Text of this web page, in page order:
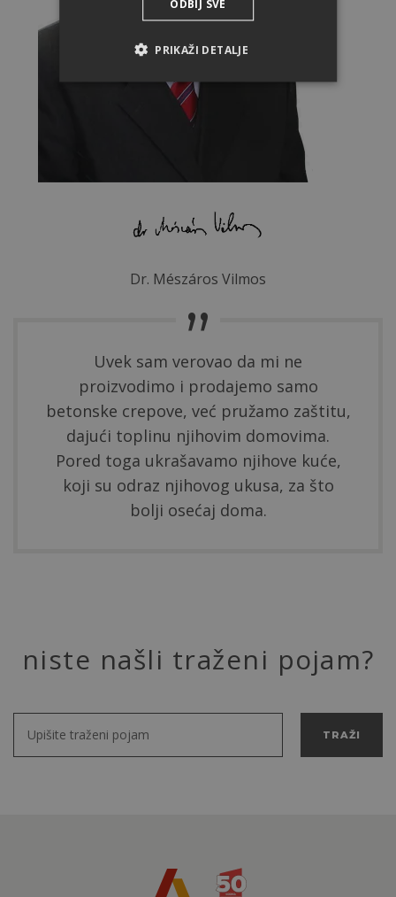
Dr. Mészáros Vilmos
Uvek sam verovao da mi ne
proizvodimo i prodajemo samo
betonske crepove, već pružamo zaštitu,
dajući toplinu njihovim domovima.
Pored toga ukrašavamo njihove kuće,
koji su odraz njihovog ukusa, za što
bolji osećaj doma.
niste našli traženi pojam?
TRAŽI
ODBIJ SVE
PRIKAŽI DETALJE